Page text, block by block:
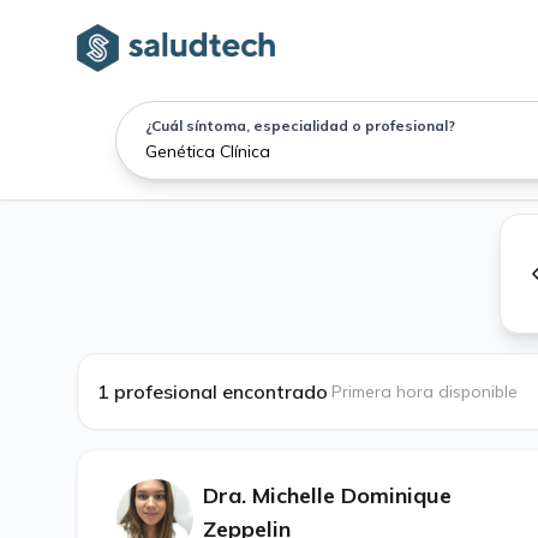
¿Cuál síntoma, especialidad o profesional?
1 profesional encontrado Primera hora disponible
Dra. Michelle Dominique
Zeppelin